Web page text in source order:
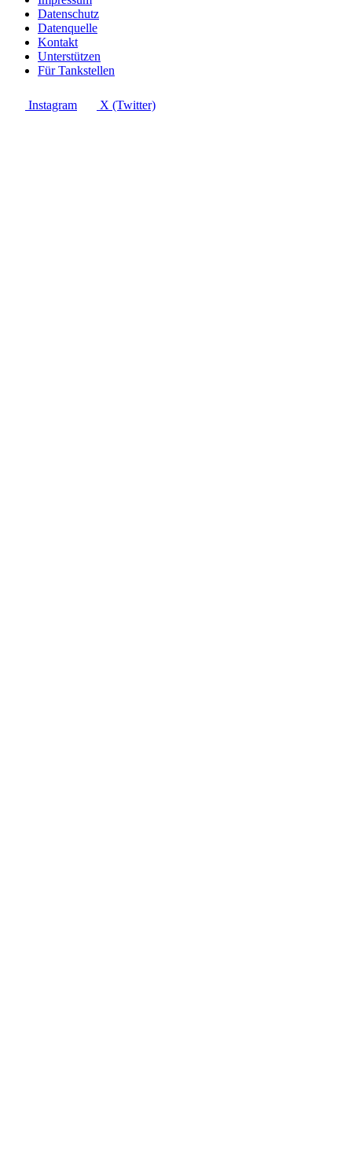
Datenschutz
Datenquelle
Kontakt
Unterstützen
Für Tankstellen
Instagram X (Twitter)